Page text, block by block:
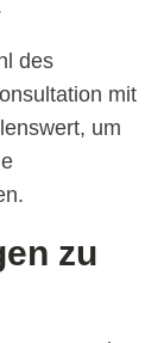
des
mit
um
zu